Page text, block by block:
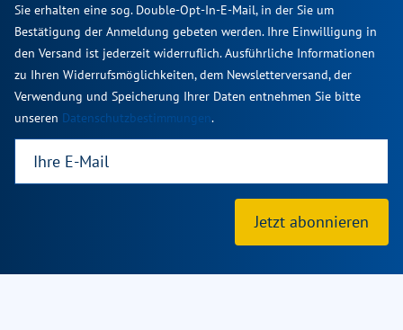
Sie erhalten eine sog. Double-Opt-In-E-Mail, in der Sie um
Bestätigung der Anmeldung gebeten werden. Ihre Einwilligung in
den Versand ist jederzeit widerruflich. Ausführliche Informationen
zu Ihren Widerrufsmöglichkeiten, dem Newsletterversand, der
Verwendung und Speicherung Ihrer Daten entnehmen Sie bitte
unseren Datenschutzbestimmungen.
Jetzt abonnieren